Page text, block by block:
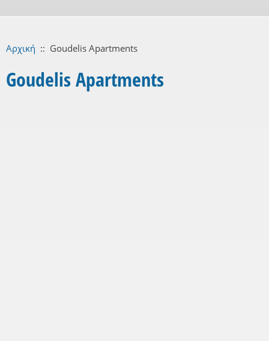
Αρχική :: Goudelis Apartments
Goudelis Apartments